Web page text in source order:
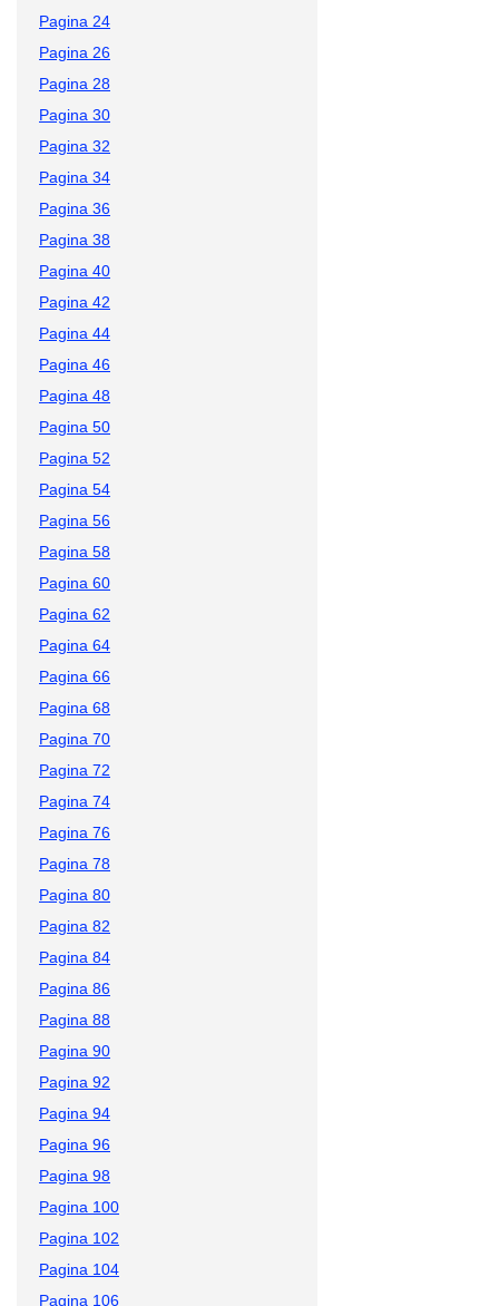
Pagina 24
Pagina 26
Pagina 28
Pagina 30
Pagina 32
Pagina 34
Pagina 36
Pagina 38
Pagina 40
Pagina 42
Pagina 44
Pagina 46
Pagina 48
Pagina 50
Pagina 52
Pagina 54
Pagina 56
Pagina 58
Pagina 60
Pagina 62
Pagina 64
Pagina 66
Pagina 68
Pagina 70
Pagina 72
Pagina 74
Pagina 76
Pagina 78
Pagina 80
Pagina 82
Pagina 84
Pagina 86
Pagina 88
Pagina 90
Pagina 92
Pagina 94
Pagina 96
Pagina 98
Pagina 100
Pagina 102
Pagina 104
Pagina 106